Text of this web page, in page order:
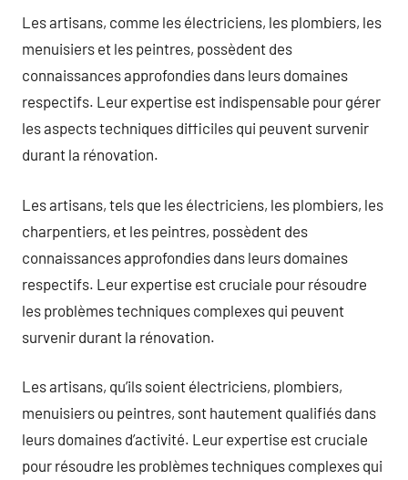
Les artisans, comme les électriciens, les plombiers, les
menuisiers et les peintres, possèdent des
connaissances approfondies dans leurs domaines
respectifs. Leur expertise est indispensable pour gérer
les aspects techniques difficiles qui peuvent survenir
durant la rénovation.
Les artisans, tels que les électriciens, les plombiers, les
charpentiers, et les peintres, possèdent des
connaissances approfondies dans leurs domaines
respectifs. Leur expertise est cruciale pour résoudre
les problèmes techniques complexes qui peuvent
survenir durant la rénovation.
Les artisans, qu’ils soient électriciens, plombiers,
menuisiers ou peintres, sont hautement qualifiés dans
leurs domaines d’activité. Leur expertise est cruciale
pour résoudre les problèmes techniques complexes qui